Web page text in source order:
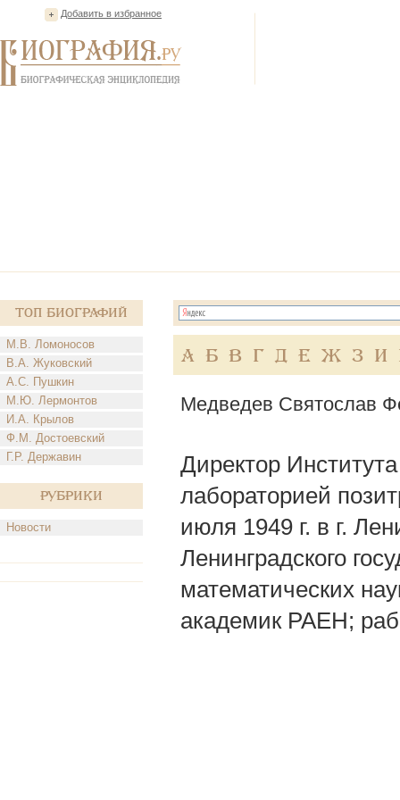
Добавить в избранное
Топ Биографий
М.В. Ломоносов
В.А. Жуковский
А.С. Пушкин
М.Ю. Лермонтов
И.А. Крылов
Ф.М. Достоевский
Г.Р. Державин
Рубрики
Новости
А Б В Г Д Е Ж З И
Медведев Святослав
Директор
лабораторией
июля 1949 г. в г.
Ленинградского
математических
академик РАЕН;